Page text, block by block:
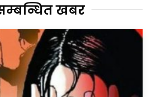
खबर